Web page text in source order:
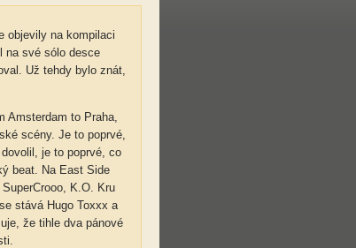
objevily na kompilaci
na své sólo desce
Už tehdy bylo znát,
Amsterdam to Praha,
scény. Je to poprvé,
je to poprvé, co
beat. Na East Side
K.O. Kru
stává Hugo Toxxx a
že tihle dva pánové